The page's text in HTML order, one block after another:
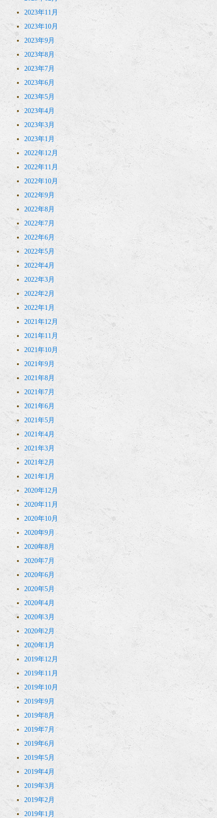
2023年11月
2023年10月
2023年9月
2023年8月
2023年7月
2023年6月
2023年5月
2023年4月
2023年3月
2023年1月
2022年12月
2022年11月
2022年10月
2022年9月
2022年8月
2022年7月
2022年6月
2022年5月
2022年4月
2022年3月
2022年2月
2022年1月
2021年12月
2021年11月
2021年10月
2021年9月
2021年8月
2021年7月
2021年6月
2021年5月
2021年4月
2021年3月
2021年2月
2021年1月
2020年12月
2020年11月
2020年10月
2020年9月
2020年8月
2020年7月
2020年6月
2020年5月
2020年4月
2020年3月
2020年2月
2020年1月
2019年12月
2019年11月
2019年10月
2019年9月
2019年8月
2019年7月
2019年6月
2019年5月
2019年4月
2019年3月
2019年2月
2019年1月